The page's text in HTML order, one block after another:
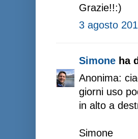
Grazie!!:)
3 agosto
Simone ha
Anonima:
giorni uso
in alto a
Simone